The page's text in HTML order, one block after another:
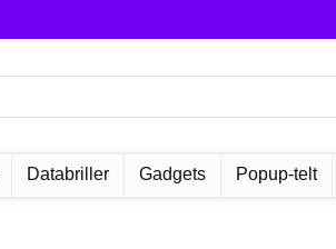
Databriller Gadgets Popup-telt